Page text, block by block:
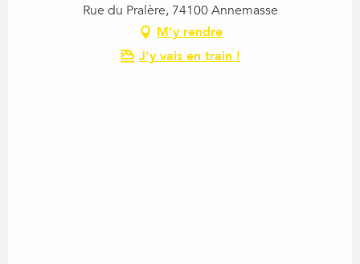
Rue du Pralère, 74100 Annemasse
M'y rendre
J'y vais en train !